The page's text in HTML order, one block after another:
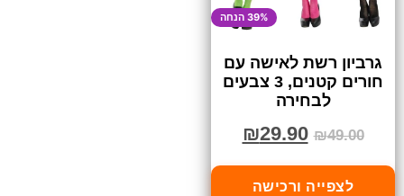
39% הנחה
גרביון רשת לאישה עם
חורים קטנים, 3 צבעים
לבחירה
₪49.00
₪29.90
לצפייה ורכישה